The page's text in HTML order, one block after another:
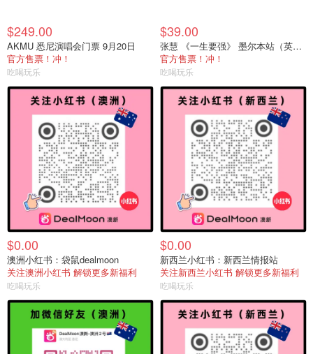
$249.00
AKMU 悉尼演唱会门票 9月20日
官方售票！冲！
吃喝玩乐
$39.00
张慧 《一生要强》 墨尔本站（英文场）
官方售票！冲！
吃喝玩乐
$0.00
澳洲小红书：袋鼠dealmoon
关注澳洲小红书 解锁更多新福利
吃喝玩乐
$0.00
新西兰小红书：新西兰情报站
关注新西兰小红书 解锁更多新福利
吃喝玩乐